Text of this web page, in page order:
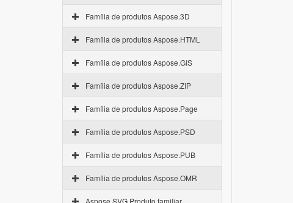
Família de produtos Aspose.3D
Família de produtos Aspose.HTML
Família de produtos Aspose.GIS
Família de produtos Aspose.ZIP
Família de produtos Aspose.Page
Família de produtos Aspose.PSD
Família de produtos Aspose.PUB
Família de produtos Aspose.OMR
Aspose.SVG Produto familiar